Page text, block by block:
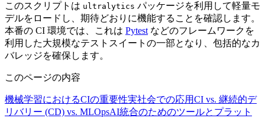
このスクリプトは ultralytics パッケージを利用して軽量モ
デルをロードし、期待どおりに機能することを確認します。
本番の CI 環境では、これは Pytest などのフレームワークを
利用した大規模なテストスイートの一部となり、包括的なカ
バレッジを確保します。
このページの内容
機械学習におけるCIの重要性実社会での応用CI vs. 継続的デ
リバリー (CD) vs. MLOpsAI統合のためのツールとプラット